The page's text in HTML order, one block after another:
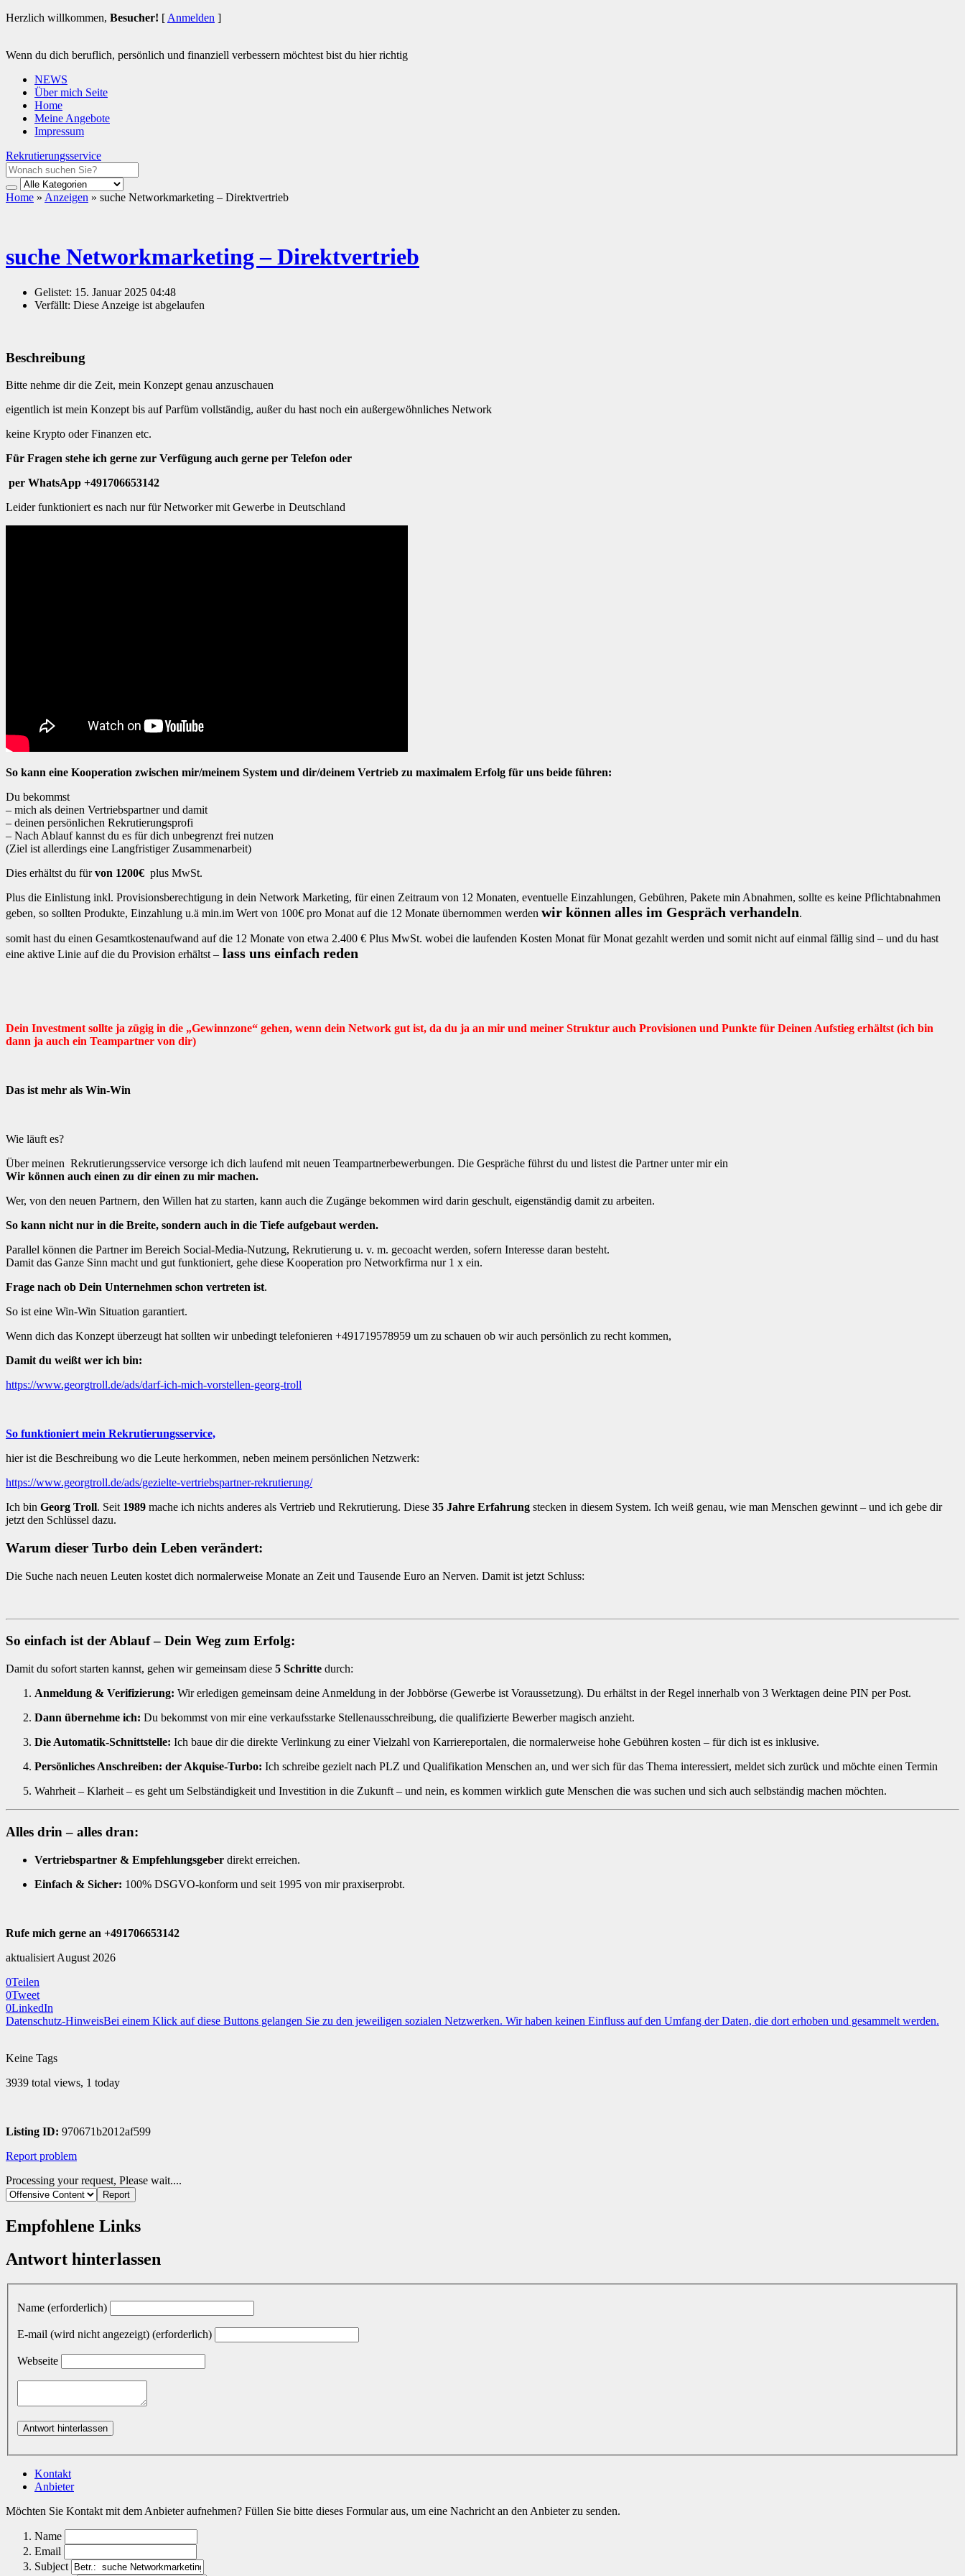
Herzlich willkommen, Besucher! [ Anmelden ]
Wenn du dich beruflich, persönlich und finanziell verbessern möchtest bist du hier richtig
NEWS
Über mich Seite
Home
Meine Angebote
Impressum
Rekrutierungsservice
Home » Anzeigen » suche Networkmarketing – Direktvertrieb
suche Networkmarketing – Direktvertrieb
Gelistet: 15. Januar 2025 04:48
Verfällt: Diese Anzeige ist abgelaufen
Beschreibung
Bitte nehme dir die Zeit, mein Konzept genau anzuschauen
eigentlich ist mein Konzept bis auf Parfüm vollständig, außer du hast noch ein außergewöhnliches Network
keine Krypto oder Finanzen etc.
Für Fragen stehe ich gerne zur Verfügung auch gerne per Telefon oder
per WhatsApp +491706653142
Leider funktioniert es nach nur für Networker mit Gewerbe in Deutschland
So kann eine Kooperation zwischen mir/meinem System und dir/deinem Vertrieb zu maximalem Erfolg für uns beide führen:
Du bekommst
– mich als deinen Vertriebspartner und damit
– deinen persönlichen Rekrutierungsprofi
– Nach Ablauf kannst du es für dich unbegrenzt frei nutzen
(Ziel ist allerdings eine Langfristiger Zusammenarbeit)
Dies erhältst du fürvon 1200€ plus MwSt.
Plus die Einlistung inkl. Provisionsberechtigung in dein Network Marketing, für einen Zeitraum von 12 Monaten, eventuelle Einzahlungen, Gebühren, Pakete min Abnahmen, sollte es keine Pflichtabnahmen
geben, so sollten Produkte, Einzahlung u.ä min.im Wert von 100€ pro Monat auf die 12 Monate übernommen werden wir können alles im Gespräch verhandeln.
somit hast du einen Gesamtkostenaufwand auf die 12 Monate von etwa 2.400 € Plus MwSt. wobei die laufenden Kosten Monat für Monat gezahlt werden und somit nicht auf einmal fällig sind – und du hast
eine aktive Linie auf die du Provision erhältst – lass uns einfach reden
Dein Investment sollte ja zügig in die „Gewinnzone“ gehen, wenn dein Network gut ist, da du ja an mir und meiner Struktur auch Provisionen und Punkte für Deinen Aufstieg erhältst (ich bin
dann ja auch ein Teampartner von dir)
Das ist mehr als Win-Win
Wie läuft es?
Über meinen Rekrutierungsservice versorge ich dich laufend mit neuen Teampartnerbewerbungen. Die Gespräche führst du und listest die Partner unter mir ein
Wir können auch einen zu dir einen zu mir machen.
Wer, von den neuen Partnern, den Willen hat zu starten, kann auch die Zugänge bekommen wird darin geschult, eigenständig damit zu arbeiten.
So kann nicht nur in die Breite, sondern auch in die Tiefe aufgebaut werden.
Parallel können die Partner im Bereich Social-Media-Nutzung, Rekrutierung u. v. m. gecoacht werden, sofern Interesse daran besteht.
Damit das Ganze Sinn macht und gut funktioniert, gehe diese Kooperation pro Networkfirma nur 1 x ein.
Frage nach ob Dein Unternehmen schon vertreten ist.
So ist eine Win-Win Situation garantiert.
Wenn dich das Konzept überzeugt hat sollten wir unbedingt telefonieren +491719578959 um zu schauen ob wir auch persönlich zu recht kommen,
Damit du weißt wer ich bin:
https://www.georgtroll.de/ads/darf-ich-mich-vorstellen-georg-troll
So funktioniert mein Rekrutierungsservice,
hier ist die Beschreibung wo die Leute herkommen, neben meinem persönlichen Netzwerk:
https://www.georgtroll.de/ads/gezielte-vertriebspartner-rekrutierung/
Ich bin Georg Troll. Seit 1989 mache ich nichts anderes als Vertrieb und Rekrutierung. Diese 35 Jahre Erfahrung stecken in diesem System. Ich weiß genau, wie man Menschen gewinnt – und ich gebe dir
jetzt den Schlüssel dazu.
Warum dieser Turbo dein Leben verändert:
Die Suche nach neuen Leuten kostet dich normalerweise Monate an Zeit und Tausende Euro an Nerven. Damit ist jetzt Schluss:
So einfach ist der Ablauf – Dein Weg zum Erfolg:
Damit du sofort starten kannst, gehen wir gemeinsam diese 5 Schritte durch:
Anmeldung & Verifizierung: Wir erledigen gemeinsam deine Anmeldung in der Jobbörse (Gewerbe ist Voraussetzung). Du erhältst in der Regel innerhalb von 3 Werktagen deine PIN per Post.
Dann übernehme ich: Du bekommst von mir eine verkaufsstarke Stellenausschreibung, die qualifizierte Bewerber magisch anzieht.
Die Automatik-Schnittstelle: Ich baue dir die direkte Verlinkung zu einer Vielzahl von Karriereportalen, die normalerweise hohe Gebühren kosten – für dich ist es inklusive.
Persönliches Anschreiben: der Akquise-Turbo: Ich schreibe gezielt nach PLZ und Qualifikation Menschen an, und wer sich für das Thema interessiert, meldet sich zurück und möchte einen Termin
Wahrheit – Klarheit – es geht um Selbständigkeit und Investition in die Zukunft – und nein, es kommen wirklich gute Menschen die was suchen und sich auch selbständig machen möchten.
Alles drin – alles dran:
Vertriebspartner & Empfehlungsgeber direkt erreichen.
Einfach & Sicher: 100% DSGVO-konform und seit 1995 von mir praxiserprobt.
Rufe mich gerne an +491706653142
aktualisiert August 2026
0Teilen
0Tweet
0LinkedIn
Datenschutz-HinweisBei einem Klick auf diese Buttons gelangen Sie zu den jeweiligen sozialen Netzwerken. Wir haben keinen Einfluss auf den Umfang der Daten, die dort erhoben und gesammelt werden.
Keine Tags
3939 total views, 1 today
Listing ID: 970671b2012af599
Report problem
Processing your request, Please wait....
Empfohlene Links
Antwort hinterlassen
Name (erforderlich)
E-mail (wird nicht angezeigt) (erforderlich)
Webseite
Kontakt
Anbieter
Möchten Sie Kontakt mit dem Anbieter aufnehmen? Füllen Sie bitte dieses Formular aus, um eine Nachricht an den Anbieter zu senden.
Name
Email
Subject